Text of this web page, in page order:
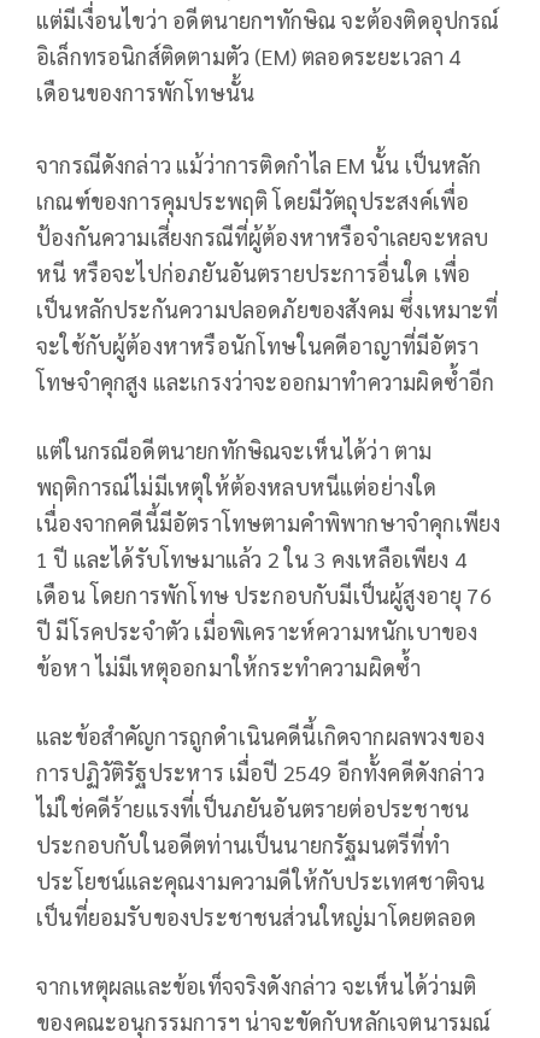
แต่มีเงื่อนไขว่า อดีตนายกฯทักษิณ จะต้องติดอุปกรณ์
อิเล็กทรอนิกส์ติดตามตัว (EM) ตลอดระยะเวลา 4
เดือนของการพักโทษนั้น
จากรณีดังกล่าว แม้ว่าการติดกำไล EM นั้น เป็นหลัก
เกณฑ์ของการคุมประพฤติ โดยมีวัตถุประสงค์เพื่อ
ป้องกันความเสี่ยงกรณีที่ผู้ต้องหาหรือจำเลยจะหลบ
หนี หรือจะไปก่อภยันอันตรายประการอื่นใด เพื่อ
เป็นหลักประกันความปลอดภัยของสังคม ซึ่งเหมาะที่
จะใช้กับผู้ต้องหาหรือนักโทษในคดีอาญาที่มีอัตรา
โทษจำคุกสูง และเกรงว่าจะออกมาทำความผิดซ้ำอีก
แต่ในกรณีอดีตนายกทักษิณจะเห็นได้ว่า ตาม
พฤติการณ์ไม่มีเหตุให้ต้องหลบหนีแต่อย่างใด
เนื่องจากคดีนี้มีอัตราโทษตามคำพิพากษาจำคุกเพียง
1 ปี และได้รับโทษมาแล้ว 2 ใน 3 คงเหลือเพียง 4
เดือน โดยการพักโทษ ประกอบกับมีเป็นผู้สูงอายุ 76
ปี มีโรคประจำตัว เมื่อพิเคราะห์ความหนักเบาของ
ข้อหา ไม่มีเหตุออกมาให้กระทำความผิดซ้ำ
และข้อสำคัญการถูกดำเนินคดีนี้เกิดจากผลพวงของ
การปฏิวัติรัฐประหาร เมื่อปี 2549 อีกทั้งคดีดังกล่าว
ไม่ใช่คดีร้ายแรงที่เป็นภยันอันตรายต่อประชาชน
ประกอบกับในอดีตท่านเป็นนายกรัฐมนตรีที่ทำ
ประโยชน์และคุณงามความดีให้กับประเทศชาติจน
เป็นที่ยอมรับของประชาชนส่วนใหญ่มาโดยตลอด
จากเหตุผลและข้อเท็จจริงดังกล่าว จะเห็นได้ว่ามติ
ของคณะอนุกรรมการฯ น่าจะขัดกับหลักเจตนารมณ์